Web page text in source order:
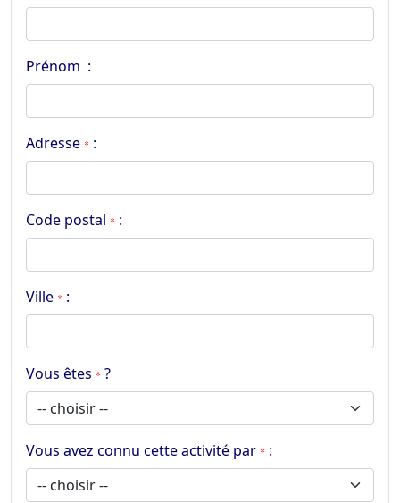
Prénom :
Adresse * :
Code postal * :
Ville * :
Vous êtes * ?
Vous avez connu cette activité par * :